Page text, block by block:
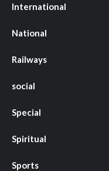
International
National
Railways
social
Special
Spiritual
Sports